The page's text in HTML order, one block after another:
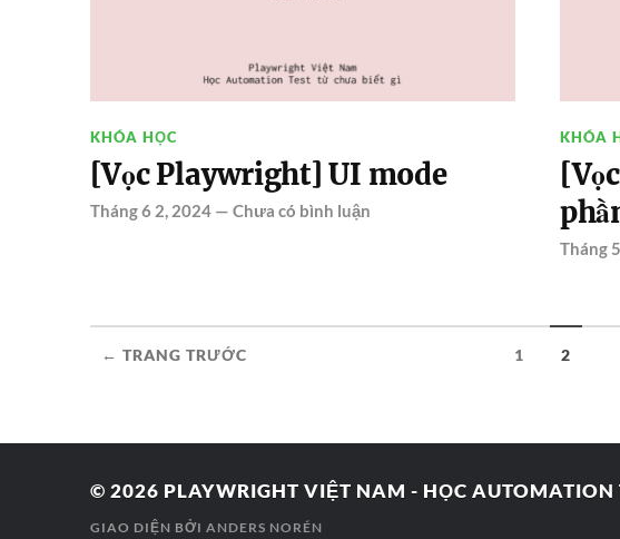
KHÓA HỌC
[Vọc Playwright] UI mode
Tháng 6 2, 2024— Chưa có bình luận
KHÓA
Tháng
← TRANG TRƯỚC 1 2
© 2026 PLAYWRIGHT VIỆT NAM - HỌC AUTOMATION
GIAO DIỆN BỞI ANDERS NORÉN